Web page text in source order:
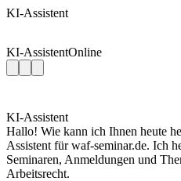
KI-Assistent
KI-AssistentOnline
KI-Assistent
Hallo! Wie kann ich Ihnen heute
Assistent für waf-seminar.de. Ich
Seminaren, Anmeldungen und
Arbeitsrecht.